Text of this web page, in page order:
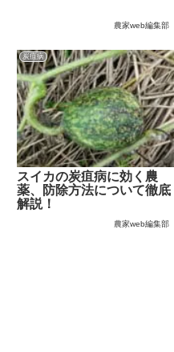
農家web編集部
炭疽病
スイカの炭疽病に効く農
薬、防除方法について徹底
解説！
農家web編集部